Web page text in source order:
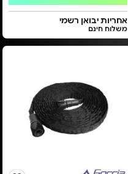
אחריות יבואן רשמי
משלוח חינם